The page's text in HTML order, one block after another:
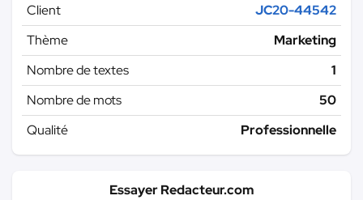
Client
JC20-44542
Thème
Marketing
Nombre de textes
1
Nombre de mots
50
Qualité
Professionnelle
Essayer Redacteur.com